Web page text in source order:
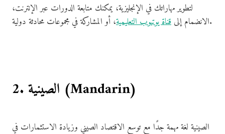
لتطوير مهاراتك في الإنجليزية، يمكنك متابعة الدورات عبر الإنترنت،
الانضمام إلى قناة يوتيوب التعليمية ، أو المشاركة في مجموعات محادثة دولية.
2. الصينية (Mandarin)
الصينية لغة مهمة جدًا مع توسع الاقتصاد الصيني وزيادة الاستثمارات في